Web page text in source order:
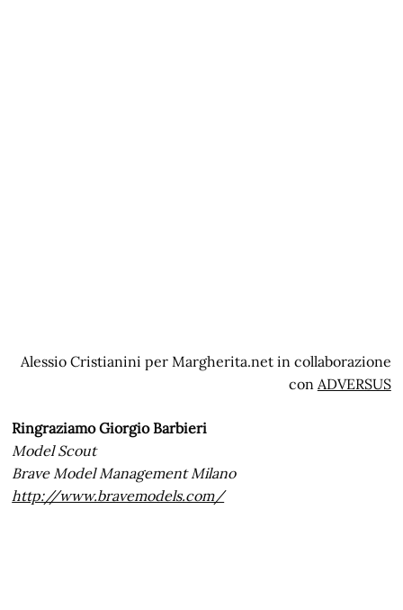
Alessio Cristianini per Margherita.net in collaborazione
con ADVERSUS
Ringraziamo Giorgio Barbieri
Model Scout
Brave Model Management Milano
http://www.bravemodels.com/